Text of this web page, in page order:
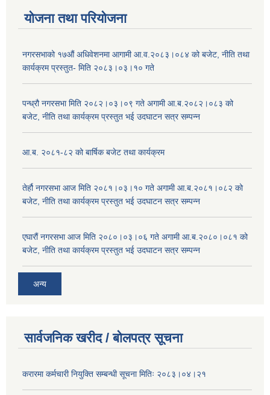
योजना तथा परियोजना
नगरसभाको १७औं अधिवेशनमा आगामी आ.व.२०८३।०८४ को बजेट, नीति तथा
कार्यक्रम प्रस्तुत- मिति २०८३।०३।१० गते
पन्ध्रौ नगरसभा मिति २०८२।०३।०९ गते अगामी आ.ब.२०८२।०८३ को
बजेट, नीति तथा कार्यक्रम प्रस्तुत भई उदघाटन सत्र सम्पन्न
आ.ब. २०८१-८२ को बार्षिक बजेट तथा कार्यक्रम
तेर्हौ नगरसभा आज मिति २०८१।०३।१० गते अगामी आ.ब.२०८१।०८२ को
बजेट, नीति तथा कार्यक्रम प्रस्तुत भई उदघाटन सत्र सम्पन्न
एघारौं नगरसभा आज मिति २०८०।०३।०६ गते अगामी आ.ब.२०८०।०८१ को
बजेट, नीति तथा कार्यक्रम प्रस्तुत भई उदघाटन सत्र सम्पन्न
अन्य
सार्वजनिक खरीद / बोलपत्र सूचना
करारमा कर्मचारी नियुक्ति सम्बन्धी सूचना मितिः २०८३।०४।२१